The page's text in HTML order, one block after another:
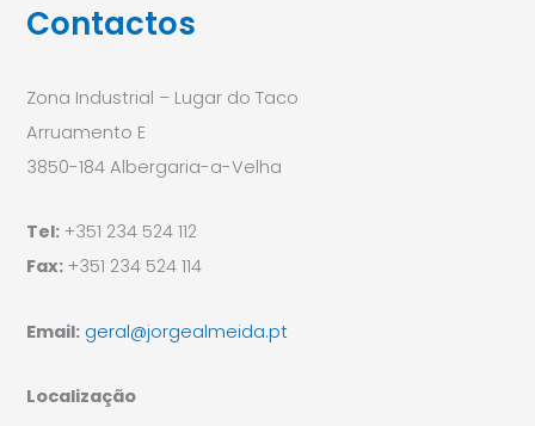
Contactos
Zona Industrial – Lugar do Taco
Arruamento E
3850-184 Albergaria-a-Velha
Tel: +351 234 524 112
Fax: +351 234 524 114
Email: geral@jorgealmeida.pt
Localização